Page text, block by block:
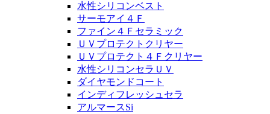
水性シリコンベスト
サーモアイ４Ｆ
ファイン４Ｆセラミック
ＵＶプロテクトクリヤー
ＵＶプロテクト４Ｆクリヤー
水性シリコンセラＵＶ
ダイヤモンドコート
インディフレッシュセラ
アルマースSi